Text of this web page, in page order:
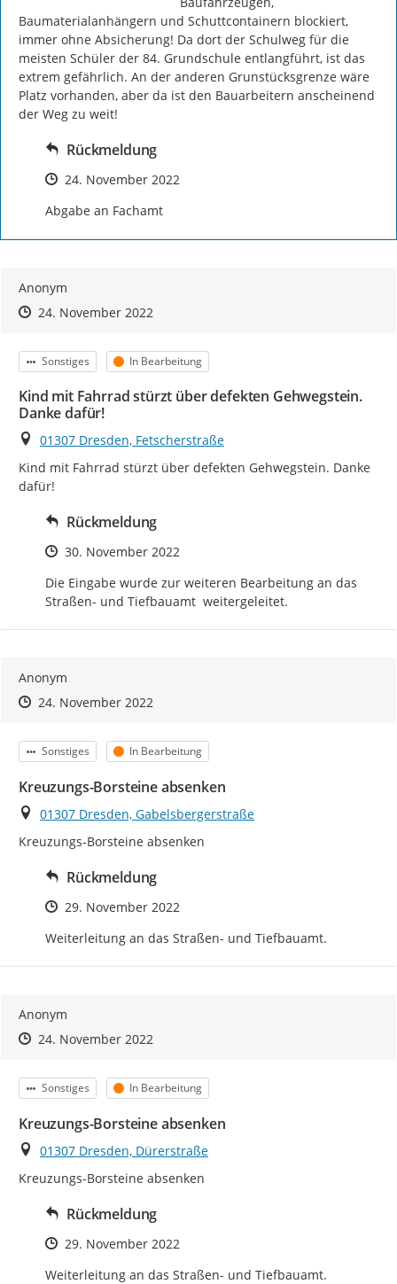
Baumaterialanhängern und Schuttcontainern blockiert,
immer ohne Absicherung! Da dort der Schulweg für die
meisten Schüler der 84. Grundschule entlangführt, ist das
extrem gefährlich. An der anderen Grunstücksgrenze wäre
Platz vorhanden, aber da ist den Bauarbeitern anscheinend
der Weg zu weit!
Rückmeldung
Zeitpunkt des Erstellens
24. November 2022
Abgabe an Fachamt
Anonym
Zeitpunkt des Erstellens
Zeitpunkt des Erstellens
24. November 2022Zur Äußerung
Kategorie
Sonstiges Status
In Bearbeitung
Kind mit Fahrrad stürzt über defekten Gehwegstein.
Danke dafür!
Ort
01307 Dresden, Fetscherstraße
Kind mit Fahrrad stürzt über defekten Gehwegstein. Danke
dafür!
Rückmeldung
Zeitpunkt des Erstellens
30. November 2022
Die Eingabe wurde zur weiteren Bearbeitung an das
Straßen- und Tiefbauamt  weitergeleitet.
Anonym
Zeitpunkt des Erstellens
Zeitpunkt des Erstellens
24. November 2022Zur Äußerung
Kategorie
Sonstiges Status
In Bearbeitung
Kreuzungs-Borsteine absenken
Ort
01307 Dresden, Gabelsbergerstraße
Kreuzungs-Borsteine absenken
Rückmeldung
Zeitpunkt des Erstellens
29. November 2022
Weiterleitung an das Straßen- und Tiefbauamt.
Anonym
Zeitpunkt des Erstellens
Zeitpunkt des Erstellens
24. November 2022Zur Äußerung
Kategorie
Sonstiges Status
In Bearbeitung
Kreuzungs-Borsteine absenken
Ort
01307 Dresden, Dürerstraße
Kreuzungs-Borsteine absenken
Rückmeldung
Zeitpunkt des Erstellens
29. November 2022
Weiterleitung an das Straßen- und Tiefbauamt.